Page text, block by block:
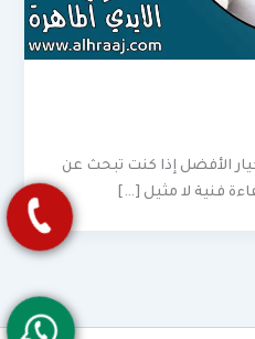
الأفضل إذا كنت تبحث عن
فنية لا مثيل […]